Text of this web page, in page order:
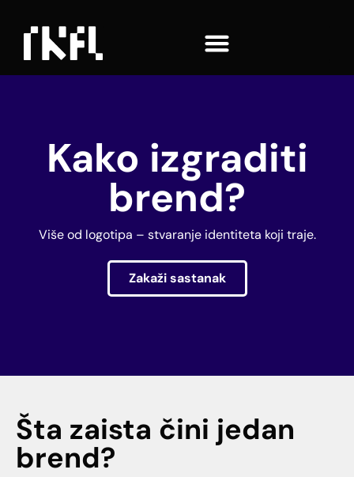
Kako izgraditi
brend?
Više od logotipa – stvaranje identiteta koji traje.
Zakaži sastanak
Šta zaista čini jedan
brend?